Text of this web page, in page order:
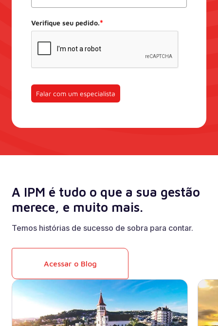
Verifique seu pedido.*
Falar com um especialista
A IPM é tudo o que a sua gestão
merece, e muito mais.
Temos histórias de sucesso de sobra para contar.
Acessar o Blog